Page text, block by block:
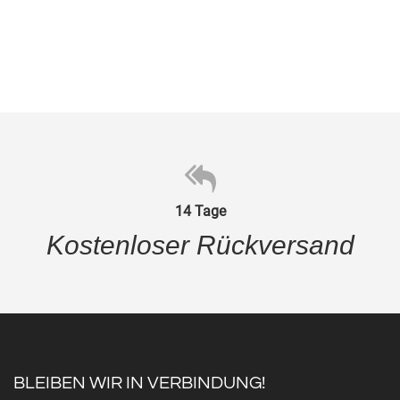
14 Tage
Kostenloser Rückversand
BLEIBEN WIR IN VERBINDUNG!